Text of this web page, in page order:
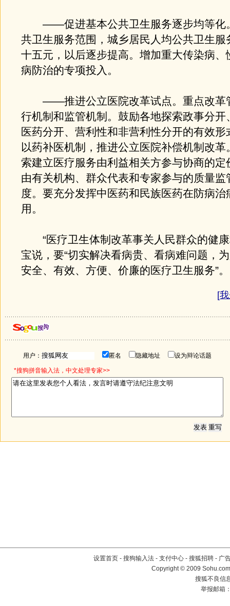
——促进基本公共卫生服务逐步均等化
共卫生服务范围，城乡居民人均公共卫生服
十五元，以后逐步提高。增加重大传染病、
病防治的专项投入。
——推进公立医院改革试点。重点改革
行机制和监管机制。鼓励各地探索政事分开
医药分开、营利性和非营利性分开的有效形
以药补医机制，推进公立医院补偿机制改革
索建立医疗服务由利益相关方参与协商的定
由有关机构、群众代表和专家参与的质量监
度。要充分发挥中医药和民族医药在防病治
用。
“医疗卫生体制改革事关人民群众的健康
宝说，要“切实解决看病贵、看病难问题，
安全、有效、方便、价廉的医疗卫生服务”。
[
用户： 匿名 隐藏地址 设为辩论话题
*搜狗拼音输入法，中文处理专家>>
设置首页 - 搜狗输入法 - 支付中心 - 搜狐招聘 - 广
Copyright © 2009
搜狐不良信
举报邮箱